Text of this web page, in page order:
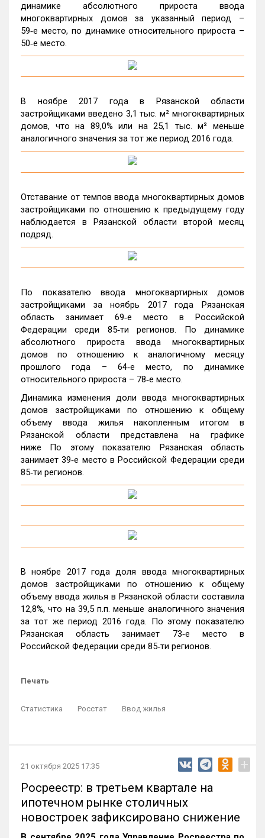
динамике абсолютного прироста ввода
многоквартирных домов за указанный период –
59‑е место, по динамике относительного прироста –
50‑е место.
В ноябре 2017 года в Рязанской области
застройщиками введено 3,1 тыс. м² многоквартирных
домов, что на 89,0% или на 25,1 тыс. м² меньше
аналогичного значения за тот же период 2016 года.
Отставание от темпов ввода многоквартирных домов
застройщиками по отношению к предыдущему году
наблюдается в Рязанской области второй месяц
подряд.
По показателю ввода многоквартирных домов
застройщиками за ноябрь 2017 года Рязанская
область занимает 69‑е место в Российской
Федерации среди 85‑ти регионов. По динамике
абсолютного прироста ввода многоквартирных
домов по отношению к аналогичному месяцу
прошлого года – 64‑е место, по динамике
относительного прироста – 78‑е место.
Динамика изменения доли ввода многоквартирных
домов застройщиками по отношению к общему
объему ввода жилья накопленным итогом в
Рязанской области представлена на графике
ниже По этому показателю Рязанская область
занимает 39‑е место в Российской Федерации среди
85‑ти регионов.
В ноябре 2017 года доля ввода многоквартирных
домов застройщиками по отношению к общему
объему ввода жилья в Рязанской области составила
12,8%, что на 39,5 п.п. меньше аналогичного значения
за тот же период 2016 года. По этому показателю
Рязанская область занимает 73‑е место в
Российской Федерации среди 85‑ти регионов.
Печать
Статистика Росстат Ввод жилья
21 октября 2025 17:35 +
Росреестр: в третьем квартале на
ипотечном рынке столичных
новостроек зафиксировано снижение